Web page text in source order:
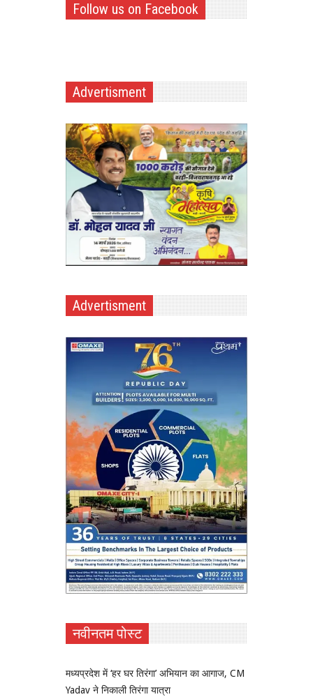
Follow us on Facebook
Advertisment
Advertisment
नवीनतम पोस्ट
मध्यप्रदेश में ‘हर घर तिरंगा’ अभियान का आगाज, CM
Yadav ने निकाली तिरंगा यात्रा